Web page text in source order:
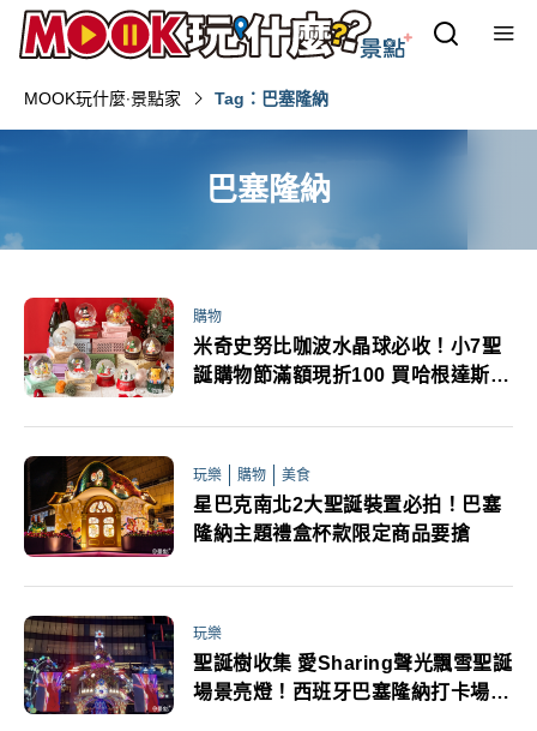
MOOK玩什麼‧景點家 Tag：巴塞隆納
巴塞隆納
購物
米奇史努比咖波水晶球必收！小7聖
誕購物節滿額現折100 買哈根達斯再
玩樂 購物 美食
星巴克南北2大聖誕裝置必拍！巴塞
隆納主題禮盒杯款限定商品要搶
玩樂
聖誕樹收集 愛Sharing聲光飄雪聖誕
場景亮燈！西班牙巴塞隆納打卡場景